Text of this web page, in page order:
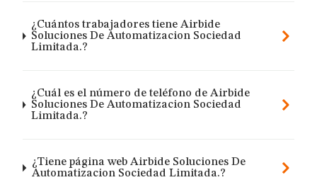
¿Cuántos trabajadores tiene Airbide
Soluciones De Automatizacion Sociedad
Limitada.?
¿Cuál es el número de teléfono de Airbide
Soluciones De Automatizacion Sociedad
Limitada.?
¿Tiene página web Airbide Soluciones De
Automatizacion Sociedad Limitada.?